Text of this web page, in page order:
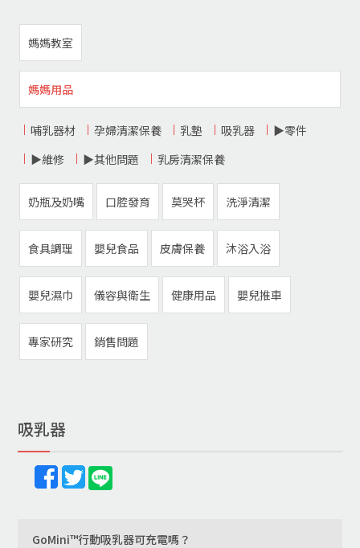
媽媽教室
媽媽用品
哺乳器材 孕婦清潔保養 乳墊 吸乳器
▶零件
▶維修
▶其他問題 乳房清潔保養
奶瓶及奶嘴 口腔發育 莫哭杯 洗淨清潔
食具調理 嬰兒食品 皮膚保養 沐浴入浴
嬰兒濕巾 儀容與衛生 健康用品 嬰兒推車
專家研究 銷售問題
吸乳器
GoMini™行動吸乳器可充電嗎？